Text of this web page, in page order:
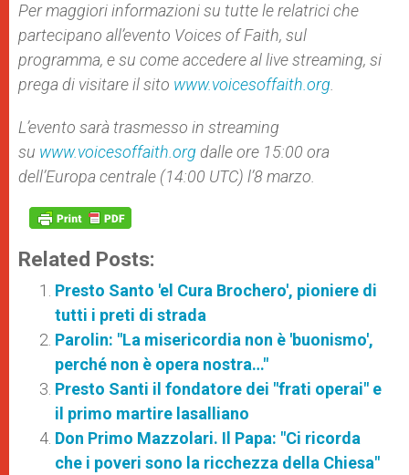
Per maggiori informazioni su tutte le relatrici che
partecipano all’evento Voices of Faith, sul
programma, e su come accedere al live streaming, si
prega di visitare il sito www.voicesoffaith.org
L’evento sarà trasmesso in streaming
su www.voicesoffaith.org dalle ore 15:00 ora
dell’Europa centrale (14:00 UTC) l’8 marzo.
Related Posts:
Presto Santo 'el Cura Brochero', pioniere di
tutti i preti di strada
Parolin: "La misericordia non è 'buonismo',
perché non è opera nostra…"
Presto Santi il fondatore dei "frati operai" e
il primo martire lasalliano
Don Primo Mazzolari. Il Papa: "Ci ricorda
che i poveri sono la ricchezza della Chiesa"